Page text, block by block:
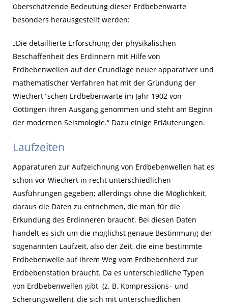
überschätzende Bedeutung dieser Erdbebenwarte
besonders herausgestellt werden:
„Die detaillierte Erforschung der physikalischen
Beschaffenheit des Erdinnern mit Hilfe von
Erdbebenwellen auf der Grundlage neuer apparativer und
mathematischer Verfahren hat mit der Gründung der
Wiechert`schen Erdbebenwarte im Jahr 1902 von
Göttingen ihren Ausgang genommen und steht am Beginn
der modernen Seismologie.“ Dazu einige Erläuterungen.
Laufzeiten
Apparaturen zur Aufzeichnung von Erdbebenwellen hat es
schon vor Wiechert in recht unterschiedlichen
Ausführungen gegeben; allerdings ohne die Möglichkeit,
daraus die Daten zu entnehmen, die man für die
Erkundung des Erdinneren braucht. Bei diesen Daten
handelt es sich um die möglichst genaue Bestimmung der
sogenannten Laufzeit, also der Zeit, die eine bestimmte
Erdbebenwelle auf ihrem Weg vom Erdbebenherd zur
Erdbebenstation braucht. Da es unterschiedliche Typen
von Erdbebenwellen gibt (z. B. Kompressions– und
Scherungswellen), die sich mit unterschiedlichen